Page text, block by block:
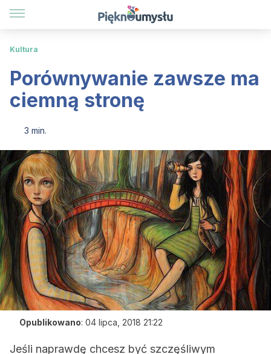
Kultura
Porównywanie zawsze ma
ciemną stronę
3 min.
Opublikowano: 04 lipca, 2018 21:22
Jeśli naprawdę chcesz być szczęśliwym